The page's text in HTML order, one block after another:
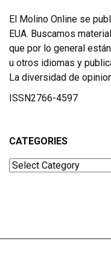
El Molino Online se
EUA. Buscamos
que por lo general
u otros idiomas y
La diversidad de
ISSN2766-4597
CATEGORIES
Categories